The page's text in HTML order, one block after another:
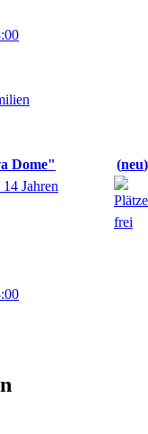
Dome"
neu
Jahren